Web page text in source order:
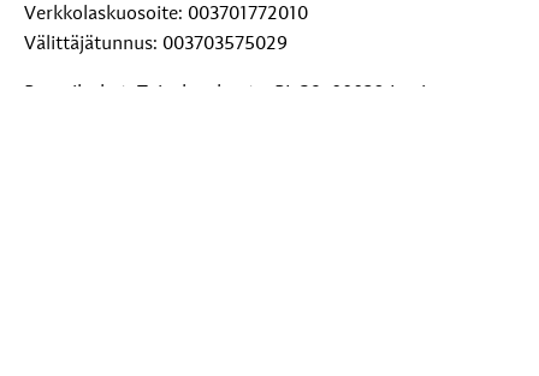
Verkkolaskuosoite: 003701772010
Välittäjätunnus: 003703575029